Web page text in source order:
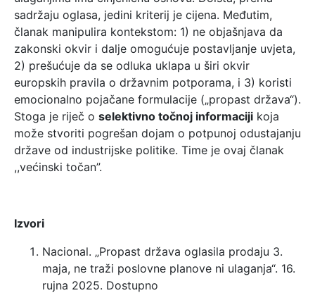
sadržaju oglasa, jedini kriterij je cijena. Međutim,
članak manipulira kontekstom: 1) ne objašnjava da
zakonski okvir i dalje omogućuje postavljanje uvjeta,
2) prešućuje da se odluka uklapa u širi okvir
europskih pravila o državnim potporama, i 3) koristi
emocionalno pojačane formulacije („propast država“).
Stoga je riječ o selektivno točnoj informaciji koja
može stvoriti pogrešan dojam o potpunoj odustajanju
države od industrijske politike. Time je ovaj članak
,,većinski točan”.
Izvori
Nacional. „Propast država oglasila prodaju 3.
maja, ne traži poslovne planove ni ulaganja“. 16.
rujna 2025. Dostupno